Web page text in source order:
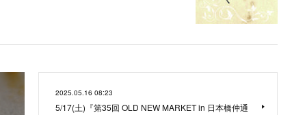
2025.05.16 08:23
5/17(土)『第35回 OLD NEW MARKET in 日本橋仲通